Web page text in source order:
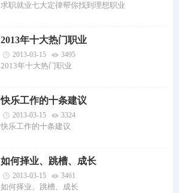
求职就业七大定律帮你找到理想职业
2013年十大热门职业
2013-03-15 3495
2013年十大热门职业
快乐工作的十条建议
2013-03-15 3324
快乐工作的十条建议
如何择业、跳槽、成长
2013-03-15 3461
如何择业、跳槽、成长